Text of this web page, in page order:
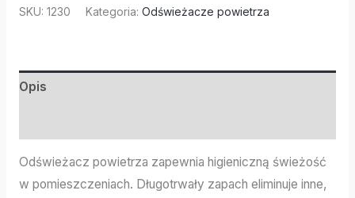
SKU: 1230 Kategoria: Odświeżacze powietrza
Opis
Odświeżacz powietrza zapewnia higieniczną świeżość
w pomieszczeniach. Długotrwały zapach eliminuje inne,